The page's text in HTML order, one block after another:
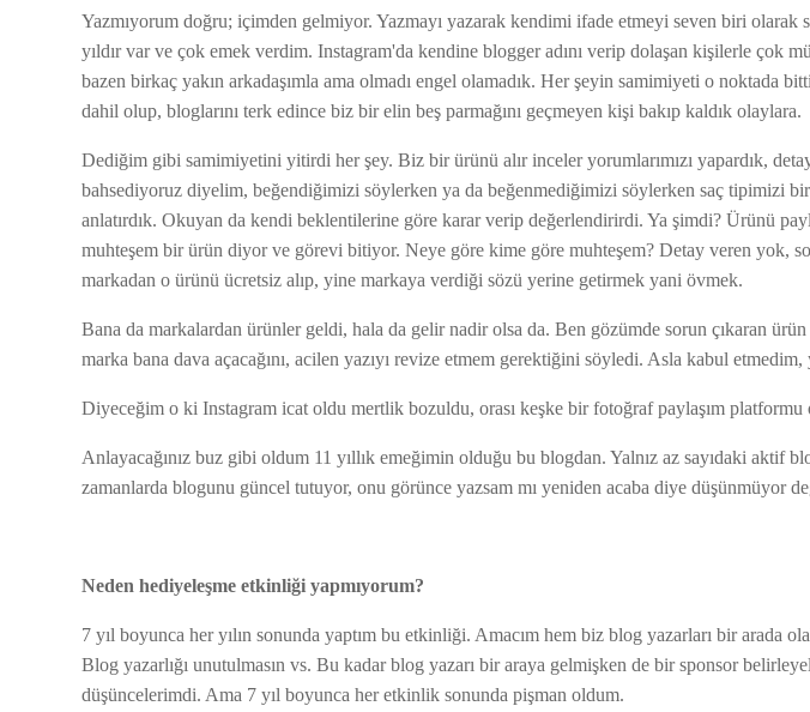
Yazmıyorum doğru; içimden gelmiyor. Yazmayı yazarak kendimi ifade etmeyi seven biri olarak
yıldır var ve çok emek verdim. Instagram'da kendine blogger adını verip dolaşan kişilerle çok
bazen birkaç yakın arkadaşımla ama olmadı engel olamadık. Her şeyin samimiyeti o noktada
dahil olup, bloglarını terk edince biz bir elin beş parmağını geçmeyen kişi bakıp kaldık olaylara.
Dediğim gibi samimiyetini yitirdi her şey. Biz bir ürünü alır inceler yorumlarımızı yapardık,
bahsediyoruz diyelim, beğendiğimizi söylerken ya da beğenmediğimizi söylerken saç tipimizi
anlatırdık. Okuyan da kendi beklentilerine göre karar verip değerlendirirdi. Ya şimdi? Ürünü
muhteşem bir ürün diyor ve görevi bitiyor. Neye göre kime göre muhteşem? Detay veren yok,
markadan o ürünü ücretsiz alıp, yine markaya verdiği sözü yerine getirmek yani övmek.
Bana da markalardan ürünler geldi, hala da gelir nadir olsa da. Ben gözümde sorun çıkaran ürün
marka bana dava açacağını, acilen yazıyı revize etmem gerektiğini söyledi. Asla kabul
Diyeceğim o ki Instagram icat oldu mertlik bozuldu, orası keşke bir fotoğraf paylaşım platformu
Anlayacağınız buz gibi oldum 11 yıllık emeğimin olduğu bu blogdan. Yalnız az sayıdaki aktif
zamanlarda blogunu güncel tutuyor, onu görünce yazsam mı yeniden acaba diye düşünmüyor
Neden hediyeleşme etkinliği yapmıyorum?
7 yıl boyunca her yılın sonunda yaptım bu etkinliği. Amacım hem biz blog yazarları bir arada
Blog yazarlığı unutulmasın vs. Bu kadar blog yazarı bir araya gelmişken de bir sponsor
düşüncelerimdi. Ama 7 yıl boyunca her etkinlik sonunda pişman oldum.